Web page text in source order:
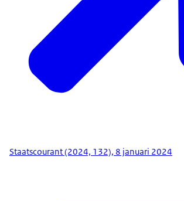
Staatscourant (2024, 132), 8 januari 2024